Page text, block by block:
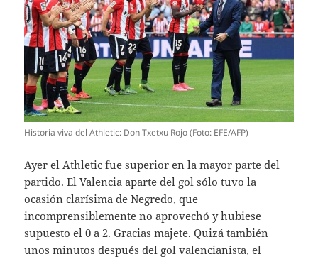
Historia viva del Athletic: Don Txetxu Rojo (Foto: EFE/AFP)
Ayer el Athletic fue superior en la mayor parte del
partido. El Valencia aparte del gol sólo tuvo la
ocasión clarísima de Negredo, que
incomprensiblemente no aprovechó y hubiese
supuesto el 0 a 2. Gracias majete. Quizá también
unos minutos después del gol valencianista, el